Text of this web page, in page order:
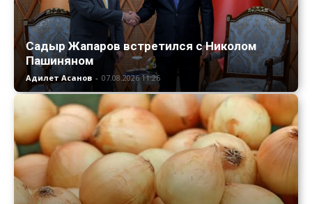
Садыр Жапаров встретился с Николом
Пашиняном
Адилет Асанов - 07.08.2026 11:26